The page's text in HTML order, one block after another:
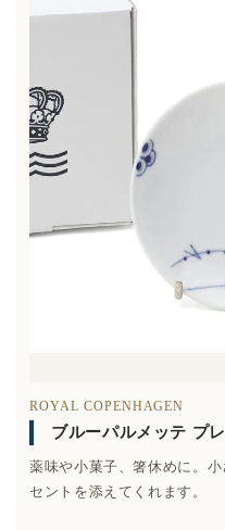
ROYAL COPENHAGEN
ブルーパルメッテ プ
薬味や小菓子、箸休めに。
セントを添えてくれます。